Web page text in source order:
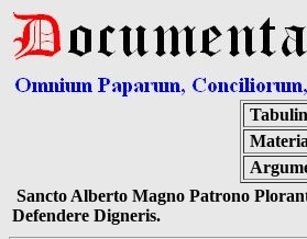
Sancto Alberto Magno Patrono
Defendere Digneris.